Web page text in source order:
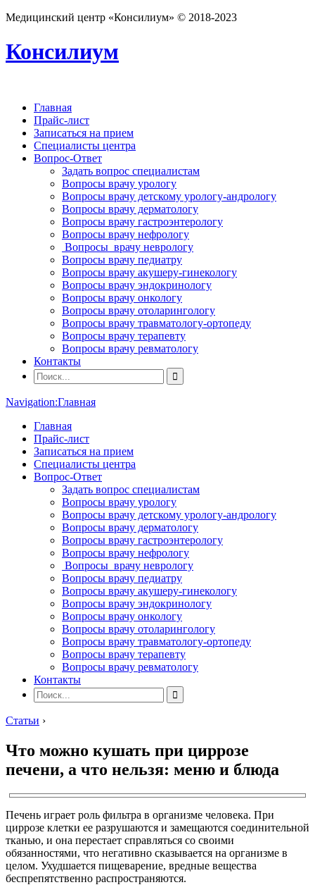
Медицинский центр «Консилиум» © 2018-2023
Консилиум
Главная
Прайс-лист
Записаться на прием
Специалисты центра
Вопрос-Ответ
Задать вопрос специалистам
Вопросы врачу урологу
Вопросы врачу детскому урологу-андрологу
Вопросы врачу дерматологу
Вопросы врачу гастроэнтерологу
Вопросы врачу нефрологу
Вопросы врачу неврологу
Вопросы врачу педиатру
Вопросы врачу акушеру-гинекологу
Вопросы врачу эндокринологу
Вопросы врачу онкологу
Вопросы врачу отоларингологу
Вопросы врачу травматологу-ортопеду
Вопросы врачу терапевту
Вопросы врачу ревматологу
Контакты
Navigation:Главная
Главная
Прайс-лист
Записаться на прием
Специалисты центра
Вопрос-Ответ
Задать вопрос специалистам
Вопросы врачу урологу
Вопросы врачу детскому урологу-андрологу
Вопросы врачу дерматологу
Вопросы врачу гастроэнтерологу
Вопросы врачу нефрологу
Вопросы врачу неврологу
Вопросы врачу педиатру
Вопросы врачу акушеру-гинекологу
Вопросы врачу эндокринологу
Вопросы врачу онкологу
Вопросы врачу отоларингологу
Вопросы врачу травматологу-ортопеду
Вопросы врачу терапевту
Вопросы врачу ревматологу
Контакты
Статьи ›
Что можно кушать при циррозе
печени, а что нельзя: меню и блюда
Печень играет роль фильтра в организме человека. При
циррозе клетки ее разрушаются и замещаются соединительной
тканью, и она перестает справляться со своими
обязанностями, что негативно сказывается на организме в
целом. Ухудшается пищеварение, вредные вещества
беспрепятственно распространяются.